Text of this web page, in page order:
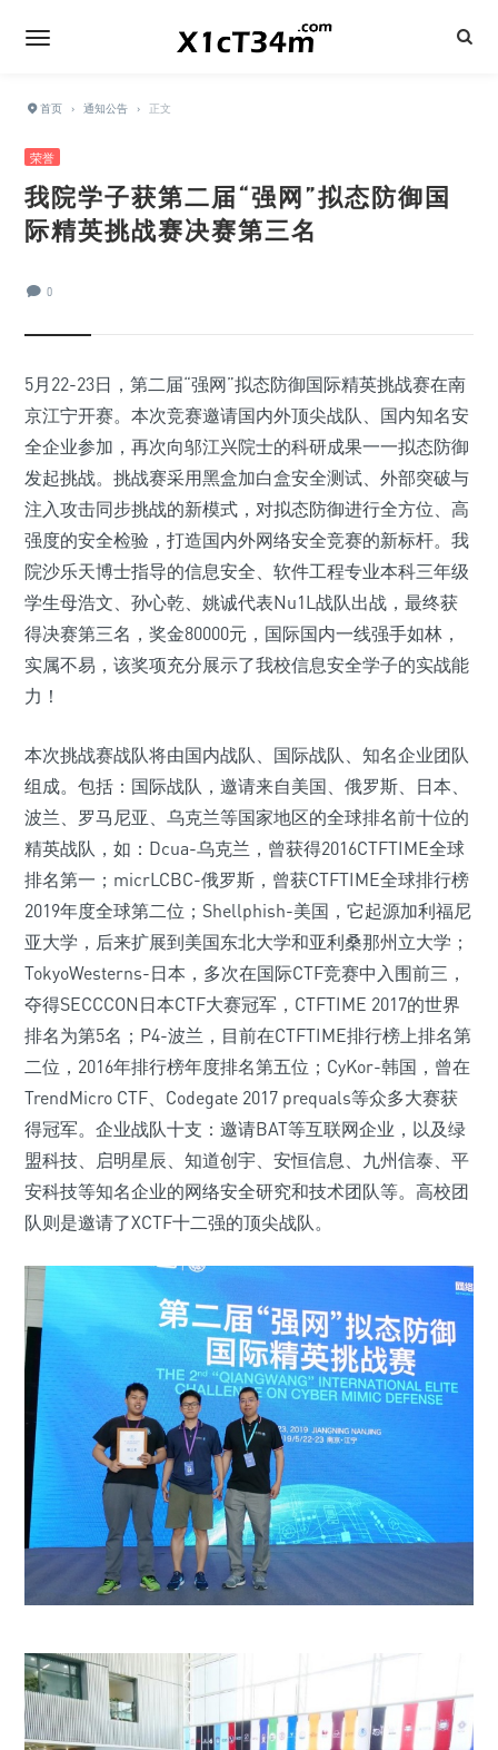
首页 › 通知公告 › 正文
荣誉
我院学子获第二届“强网”拟态防御国
际精英挑战赛决赛第三名
0
5月22-23日，第二届“强网”拟态防御国际精英挑战赛在南
京江宁开赛。本次竞赛邀请国内外顶尖战队、国内知名安
全企业参加，再次向邬江兴院士的科研成果一一拟态防御
发起挑战。挑战赛采用黑盒加白盒安全测试、外部突破与
注入攻击同步挑战的新模式，对拟态防御进行全方位、高
强度的安全检验，打造国内外网络安全竞赛的新标杆。我
院沙乐天博士指导的信息安全、软件工程专业本科三年级
学生母浩文、孙心乾、姚诚代表Nu1L战队出战，最终获
得决赛第三名，奖金80000元，国际国内一线强手如林，
实属不易，该奖项充分展示了我校信息安全学子的实战能
力！
本次挑战赛战队将由国内战队、国际战队、知名企业团队
组成。包括：国际战队，邀请来自美国、俄罗斯、日本、
波兰、罗马尼亚、乌克兰等国家地区的全球排名前十位的
精英战队，如：Dcua-乌克兰，曾获得2016CTFTIME全球
排名第一；micrLCBC-俄罗斯，曾获CTFTIME全球排行榜
2019年度全球第二位；Shellphish-美国，它起源加利福尼
亚大学，后来扩展到美国东北大学和亚利桑那州立大学；
TokyoWesterns-日本，多次在国际CTF竞赛中入围前三，
夺得SECCCON日本CTF大赛冠军，CTFTIME 2017的世界
排名为第5名；P4-波兰，目前在CTFTIME排行榜上排名第
二位，2016年排行榜年度排名第五位；CyKor-韩国，曾在
TrendMicro CTF、Codegate 2017 prequals等众多大赛获
得冠军。企业战队十支：邀请BAT等互联网企业，以及绿
盟科技、启明星辰、知道创宇、安恒信息、九州信泰、平
安科技等知名企业的网络安全研究和技术团队等。高校团
队则是邀请了XCTF十二强的顶尖战队。